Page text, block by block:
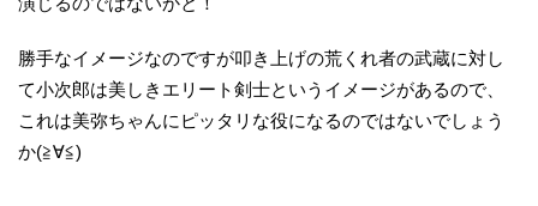
勝手なイメージなのですが叩き上げの荒くれ者の武蔵に対し
て小次郎は美しきエリート剣士というイメージがあるので、
これは美弥ちゃんにピッタリな役になるのではないでしょう
か(≧∀≦)